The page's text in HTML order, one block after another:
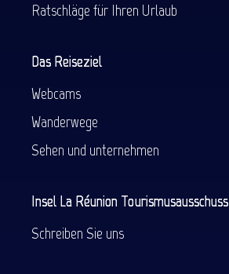
Ratschläge für Ihren Urlaub
Das Reiseziel
Webcams
Wanderwege
Sehen und unternehmen
Insel La Réunion Tourismusausschuss
Schreiben Sie uns